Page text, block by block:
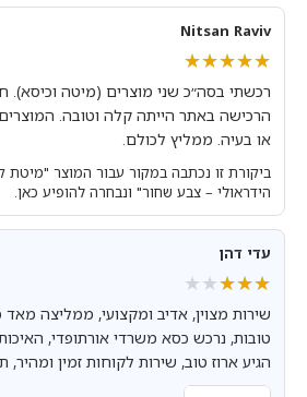
Nitsan Raviv
★★★★★
★★★★★
רכשתי בסה״כ שני מוצרים (מיטה וכיסא).
הרכישה באתר הייתה קלה וטובה.
או בעיה. ממליץ לכולם.
ביקורת זו נכתבה במקור עבור המוצר
הידראולי – צבע שחור" ונבחרה להופיע כאן.
עדי דהן
★★★★★
★★★★★
שירות מצוין, אדיב ומקצועי, ממליצה
טובות, נרכש כסא משרדי אורתופדי,
הגיע ארוז טוב, שירות לקוחות זמין ומהיר,